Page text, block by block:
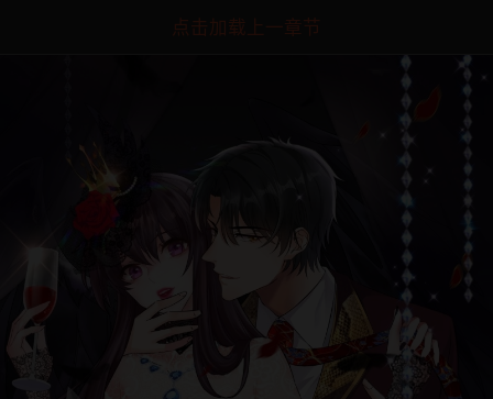
点击加载上一章节